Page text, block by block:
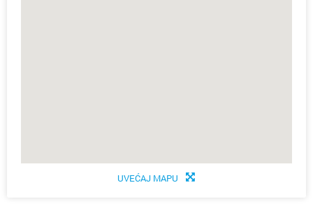
UVEĆAJ MAPU